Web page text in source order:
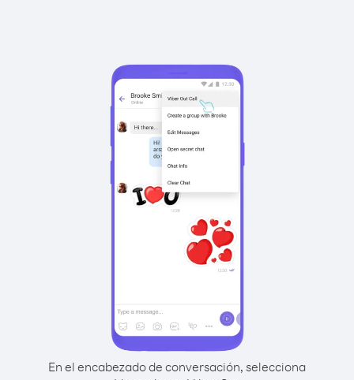
En el encabezado de conversación, selecciona